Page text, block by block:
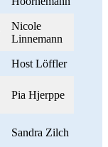
Nicole
Linnemann
Host Löffler
Pia Hjerppe
Sandra Zilch